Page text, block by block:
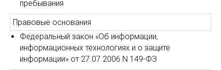
пребывания
Правовые основания
Федеральный закон «Об информации,
информационных технологиях и о защите
информации» от 27.07.2006 N 149-ФЗ